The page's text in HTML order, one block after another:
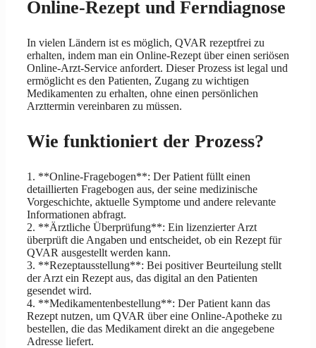
Online-Rezept und Ferndiagnose
In vielen Ländern ist es möglich, QVAR rezeptfrei zu
erhalten, indem man ein Online-Rezept über einen seriösen
Online-Arzt-Service anfordert. Dieser Prozess ist legal und
ermöglicht es den Patienten, Zugang zu wichtigen
Medikamenten zu erhalten, ohne einen persönlichen
Arzttermin vereinbaren zu müssen.
Wie funktioniert der Prozess?
1. **Online-Fragebogen**: Der Patient füllt einen
detaillierten Fragebogen aus, der seine medizinische
Vorgeschichte, aktuelle Symptome und andere relevante
Informationen abfragt.
2. **Ärztliche Überprüfung**: Ein lizenzierter Arzt
überprüft die Angaben und entscheidet, ob ein Rezept für
QVAR ausgestellt werden kann.
3. **Rezeptausstellung**: Bei positiver Beurteilung stellt
der Arzt ein Rezept aus, das digital an den Patienten
gesendet wird.
4. **Medikamentenbestellung**: Der Patient kann das
Rezept nutzen, um QVAR über eine Online-Apotheke zu
bestellen, die das Medikament direkt an die angegebene
Adresse liefert.